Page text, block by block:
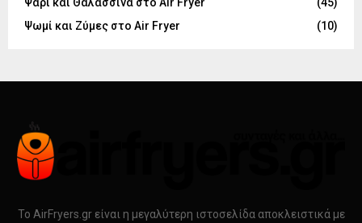
Ψωμί και Ζύμες στο Air Fryer
(10)
Το AirFryers.gr είναι η μεγαλύτερη ιστοσελίδα αποκλειστικά με